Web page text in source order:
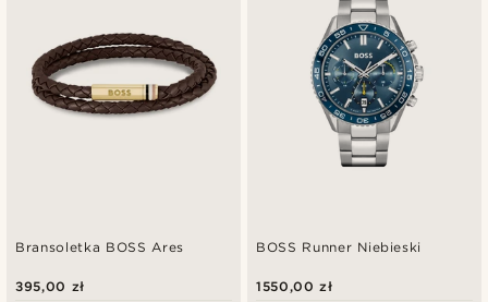
Najwyższa cena
Bransoletka BOSS Ares
395,00 zł
BOSS Runner Niebieski
1550,00 zł